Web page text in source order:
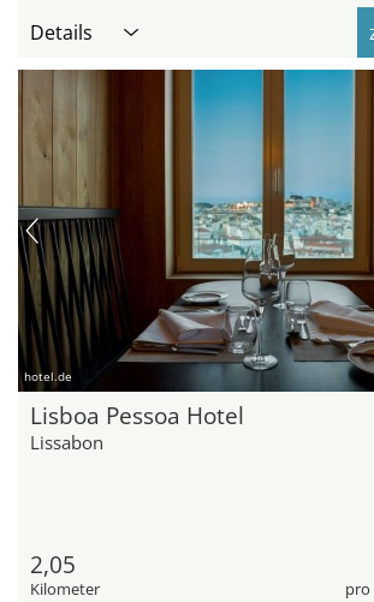
Details
hotel.de
Lisboa Pessoa Hotel
Lissabon
2,05
Kilometer pro